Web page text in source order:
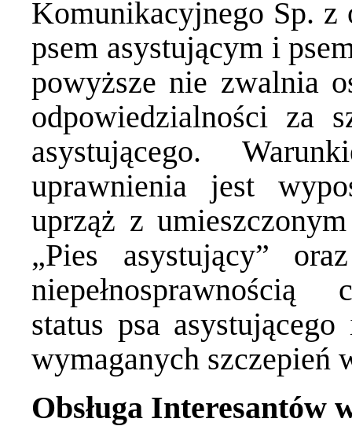
Komunikacyjnego Sp. z
psem asystującym i
powyższe nie zwalnia
odpowiedzialności za
asystującego.
uprawnienia jest
uprząż z
„Pies asystujący”
niepełnosprawnością
status psa
wymaganych szczepień
Obsługa Interesantów